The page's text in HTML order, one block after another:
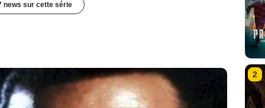
news sur cette série
2